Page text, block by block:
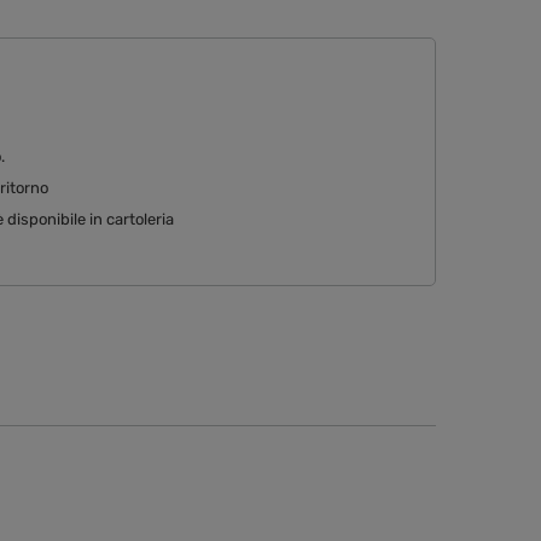
disponibile in cartoleria